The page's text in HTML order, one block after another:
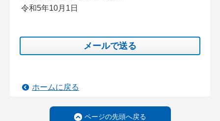
令和5年10月1日
メールで送る
ホームに戻る
ページの先頭へ戻る